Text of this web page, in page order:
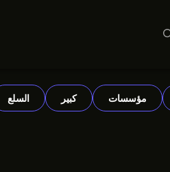
مؤسسات كبير السلع